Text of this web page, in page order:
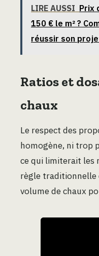
LIRE AUSSI Prix
150 € le m² ?
réussir son
Ratios et
chaux
Le respect des
homogène, ni trop
ce qui limiterait les
règle traditionnelle
volume de chaux